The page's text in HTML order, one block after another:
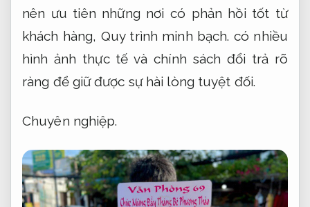
nên ưu tiên những nơi có phản hồi tốt từ
khách hàng, Quy trình minh bạch. có nhiều
hình ảnh thực tế và chính sách đổi trả rõ
ràng để giữ được sự hài lòng tuyệt đối.
Chuyên nghiệp.